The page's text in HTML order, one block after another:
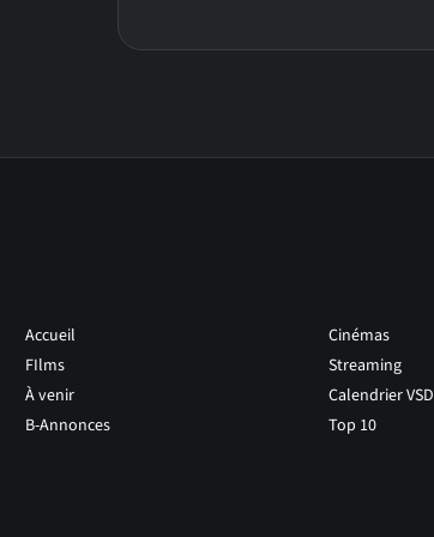
Accueil
FIlms
À venir
B-Annonces
Cinémas
Streaming
Calendrier VSD
Top 10